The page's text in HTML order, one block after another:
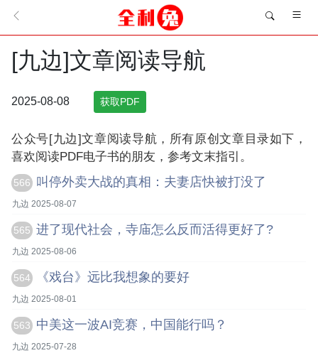
[九边]文章阅读导航
2025-08-08 获取PDF
公众号[九边]文章阅读导航，所有原创文章目录如下，
喜欢阅读PDF电子书的朋友，参考文末指引。
566 叫停外卖大战的真相：夫妻店快被打没了
九边 2025-08-07
565 进了现代社会，寺庙怎么反而活得更好了?
九边 2025-08-06
564 《戏台》远比我想象的要好
九边 2025-08-01
563 中美这一波AI竞赛，中国能行吗？
九边 2025-07-28